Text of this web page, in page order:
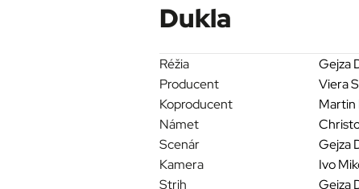
Dukla
Réžia
Gejza
Producent
Viera
Koproducent
Martin
Námet
Scenár
Gejza
Kamera
Ivo
Strih
Gejza